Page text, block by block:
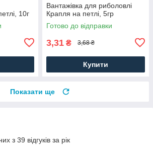
10г
Вантажівка для риболовлі
Крапля на петлі, 5гр
Готово до відправки
3,31 ₴ 3,68 ₴
Купити
Показати ще
з 39 відгуків за рік